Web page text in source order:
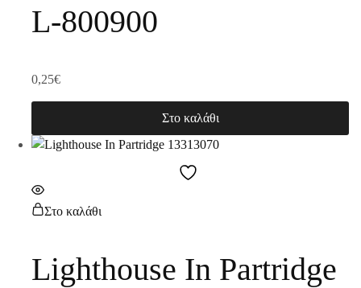
L-800900
0,25€
Στο καλάθι
Στο καλάθι
Lighthouse In Partridge